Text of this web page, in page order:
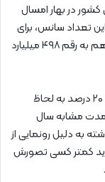
در بهار امسال
که این تعداد سانس، برای
۸ میلیون و ۶۷۴ هزار مخاطب تعریف شد. گیشه هم به رقم ۴۹۸ میلیارد
این آمار نشان می‌دهد که سینماها در بهار امسال، ۲۰ درصد به لحاظ
از مدت مشابه سال
به دلیل رونمایی از
کمتر کسی تصورش